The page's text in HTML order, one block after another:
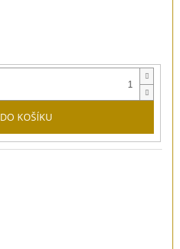
DO KOŠÍKU